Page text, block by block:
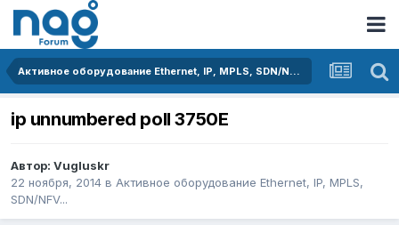
Активное оборудование Ethernet, IP, MPLS, SDN/NFV...
ip unnumbered poll 3750E
Автор: Vugluskr
22 ноября, 2014 в Активное оборудование Ethernet, IP, MPLS,
SDN/NFV...